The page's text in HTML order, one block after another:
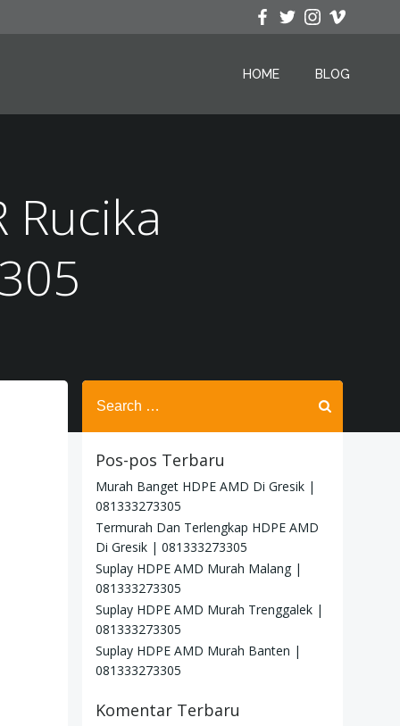
HOME BLOG
Search
for:
Pos-pos Terbaru
Murah Banget HDPE AMD Di Gresik |
081333273305
Termurah Dan Terlengkap HDPE AMD
Di Gresik | 081333273305
Suplay HDPE AMD Murah Malang |
081333273305
Suplay HDPE AMD Murah Trenggalek |
081333273305
Suplay HDPE AMD Murah Banten |
081333273305
Komentar Terbaru